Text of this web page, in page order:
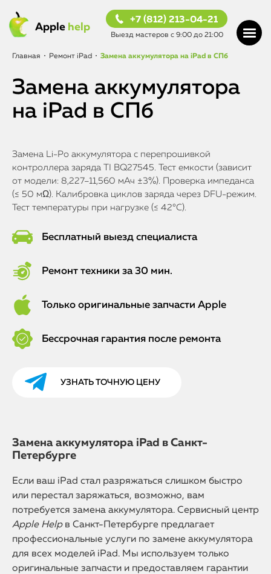
Apple help
+7 (812) 213-04-21
Выезд мастеров с 9:00 до 21:00
Главная • Ремонт iPad • Замена аккумулятора на iPad в СПб
Замена аккумулятора
на iPad в СПб
Замена Li-Po аккумулятора с перепрошивкой
контроллера заряда TI BQ27545. Тест емкости (зависит
от модели: 8,227–11,560 мАч ±3%). Проверка импеданса
(≤ 50 мΩ). Калибровка циклов заряда через DFU-режим.
Тест температуры при нагрузке (≤ 42°C).
Бесплатный выезд специалиста
Ремонт техники за 30 мин.
Только оригинальные запчасти Apple
Бессрочная гарантия после ремонта
УЗНАТЬ ТОЧНУЮ ЦЕНУ
Замена аккумулятора iPad в Санкт-
Петербурге
Если ваш iPad стал разряжаться слишком быстро
или перестал заряжаться, возможно, вам
потребуется замена аккумулятора. Сервисный центр
Apple Helpв Санкт-Петербурге предлагает
профессиональные услуги по замене аккумулятора
для всех моделей iPad. Мы используем только
оригинальные запчасти и предоставляем гарантии